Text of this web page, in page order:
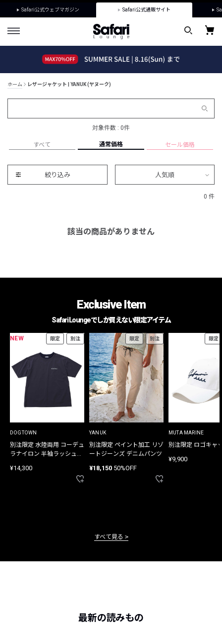
Safari公式ウェブマガジン Safari公式通販サイト
ホーム レザージャケット | YANUK (ヤヌーク)
対象件数 : 0件
すべて 通常価格 セール価格
絞り込み 人気順
0 件
該当の商品がありません
Exclusive Item
Safari Loungeでしか買えない限定アイテム
NEW 限定 別注
DOGTOWN
別注限定 水陸両用 コーデュ
ラナイロン 半袖ラッシュガ
¥14,300
限定 別注
YANUK
別注限定 ペイント加工 リゾ
ートジーンズ デニムパンツ
¥18,150 50%OFF
限定
MUTA MARINE
別注限定 ロゴキャ
¥9,900
すべて見る
最新の読みもの